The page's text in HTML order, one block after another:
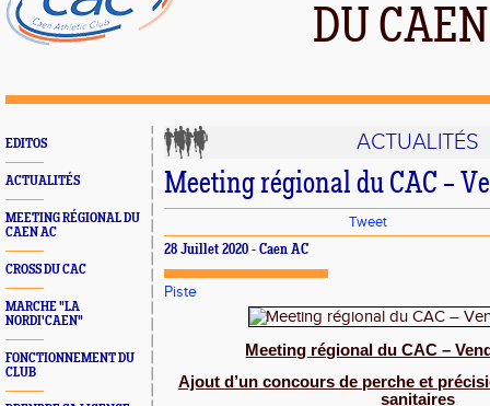
DU
EDITOS
ACTUALITÉS
MEETING RÉGIONAL DU
CAEN AC
CROSS DU CAC
MARCHE "LA
NORDI'CAEN"
FONCTIONNEMENT DU
CLUB
ACTUALITÉS
Meeting régional du CAC –
Tweet
28 Juillet 2020 - Caen AC
Piste
Meeting régional du CAC –
Ajout d’un concours de perche et
sanitaires